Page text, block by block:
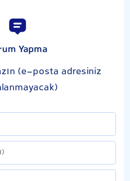
Yapma
(e-posta adresiniz